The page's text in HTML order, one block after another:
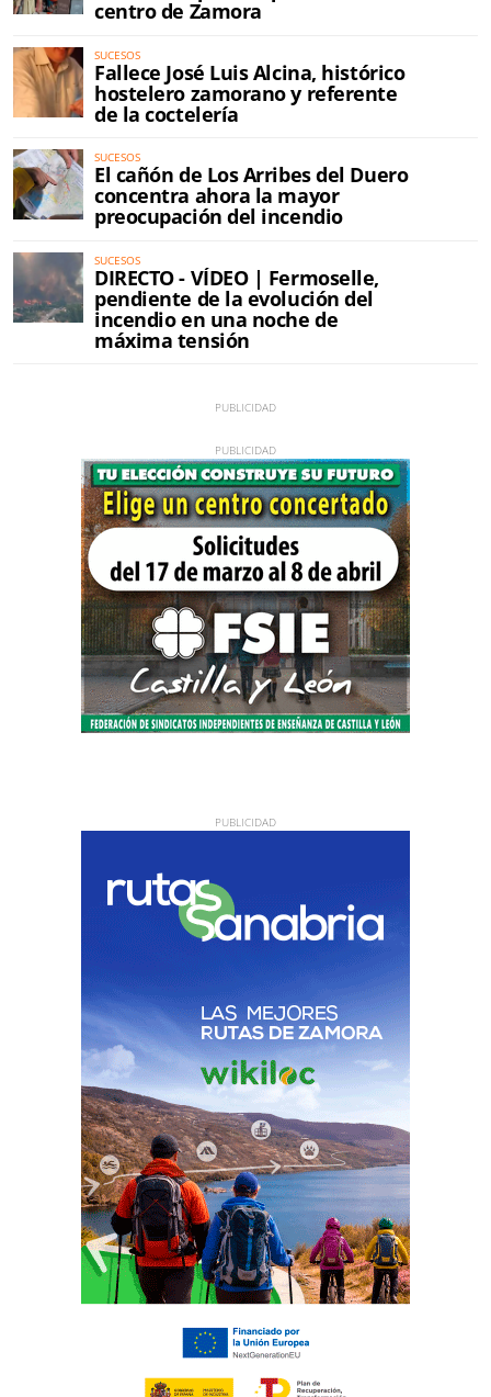
centro de Zamora
SUCESOS
Fallece José Luis Alcina, histórico
hostelero zamorano y referente
de la coctelería
SUCESOS
El cañón de Los Arribes del Duero
concentra ahora la mayor
preocupación del incendio
SUCESOS
DIRECTO - VÍDEO | Fermoselle,
pendiente de la evolución del
incendio en una noche de
máxima tensión